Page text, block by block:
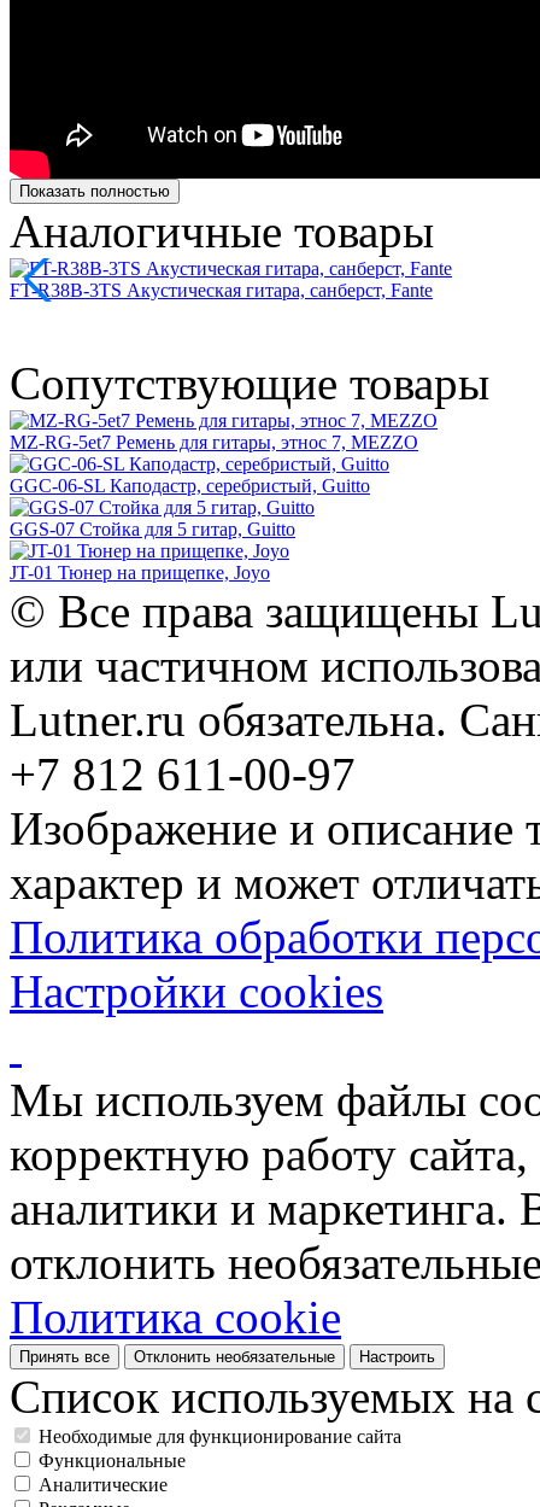
Показать полностью
Аналогичные товары
FT-R38B-3TS Акустическая гитара, санберст, Fante
Сопутствующие товары
MZ-RG-5et7 Ремень для гитары, этнос 7, MEZZO
GGC-06-SL Каподастр, серебристый, Guitto
GGS-07 Стойка для 5 гитар, Guitto
JT-01 Тюнер на прищепке, Joyo
© Все права защищены
или частичном
Lutner.ru обязательна.
+7 812 611-00-97
Изображение и описание
характер и может
Политика обработки
Настройки cookies
Мы используем файлы
корректную работу
аналитики и
отклонить
Политика cookie
Принять все Отклонить необязательные Настроить
Список используемых на
Необходимые для функционирование сайта
Функциональные
Аналитические